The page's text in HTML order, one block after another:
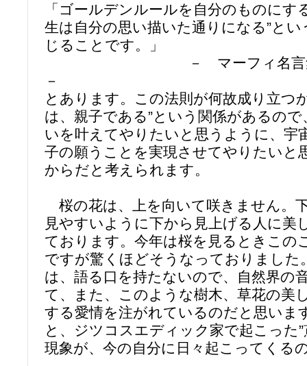
「ゴールデンルールを自分のものにす
生は自分の思い描いた通りになる”と
じることです。」
－ マーフィ名言集 産
－
とあります。この法則が何故成り立つ
は、親子である”という関係があるの
いを叶えてやりたいと思うように、宇
子の願うことを実現させてやりたいと
からだと考えられます。
桜の花は、上を向いて咲きません。
見やすいように下から見上げる人に美
ております。今年は桜を見るときこの
ですが驚くほどそうなっておりました
は、語る口を持たないので、自然界の
て、また、このような樹木、草花の美
する愛情を注がれているのだと思いま
と、ジツコスエディック家で起こった
現象が、今の自分に日々起こってくる